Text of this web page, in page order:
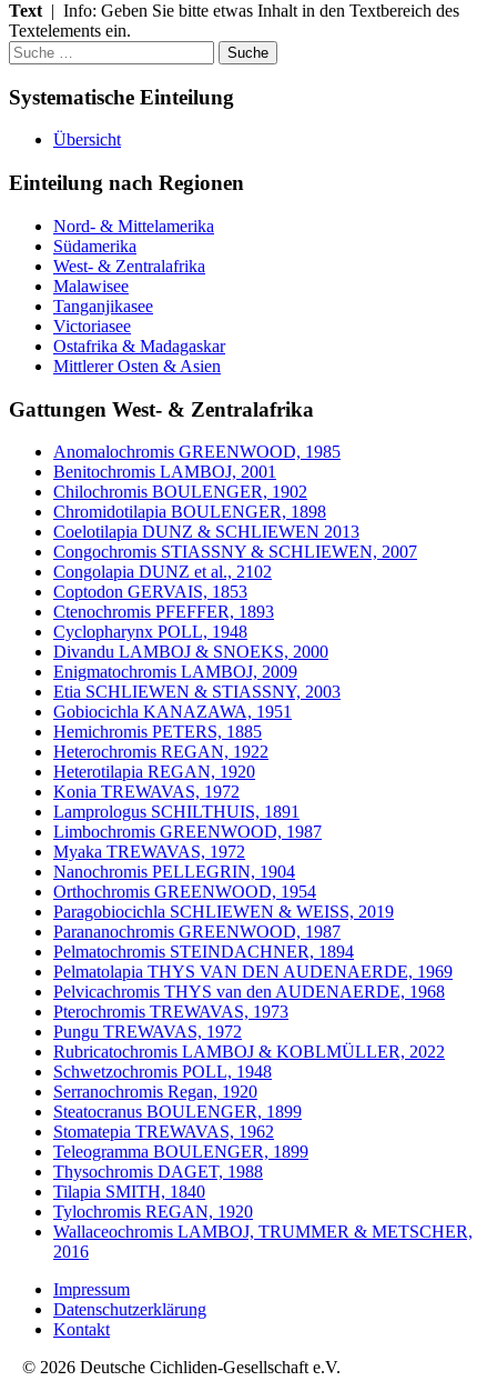
Text | Info: Geben Sie bitte etwas Inhalt in den Textbereich des
Textelements ein.
Suche
nach:
Systematische Einteilung
Übersicht
Einteilung nach Regionen
Nord- & Mittelamerika
Südamerika
West- & Zentralafrika
Malawisee
Tanganjikasee
Victoriasee
Ostafrika & Madagaskar
Mittlerer Osten & Asien
Gattungen West- & Zentralafrika
Anomalochromis GREENWOOD, 1985
Benitochromis LAMBOJ, 2001
Chilochromis BOULENGER, 1902
Chromidotilapia BOULENGER, 1898
Coelotilapia DUNZ & SCHLIEWEN 2013
Congochromis STIASSNY & SCHLIEWEN, 2007
Congolapia DUNZ et al., 2102
Coptodon GERVAIS, 1853
Ctenochromis PFEFFER, 1893
Cyclopharynx POLL, 1948
Divandu LAMBOJ & SNOEKS, 2000
Enigmatochromis LAMBOJ, 2009
Etia SCHLIEWEN & STIASSNY, 2003
Gobiocichla KANAZAWA, 1951
Hemichromis PETERS, 1885
Heterochromis REGAN, 1922
Heterotilapia REGAN, 1920
Konia TREWAVAS, 1972
Lamprologus SCHILTHUIS, 1891
Limbochromis GREENWOOD, 1987
Myaka TREWAVAS, 1972
Nanochromis PELLEGRIN, 1904
Orthochromis GREENWOOD, 1954
Paragobiocichla SCHLIEWEN & WEISS, 2019
Parananochromis GREENWOOD, 1987
Pelmatochromis STEINDACHNER, 1894
Pelmatolapia THYS VAN DEN AUDENAERDE, 1969
Pelvicachromis THYS van den AUDENAERDE, 1968
Pterochromis TREWAVAS, 1973
Pungu TREWAVAS, 1972
Rubricatochromis LAMBOJ & KOBLMÜLLER, 2022
Schwetzochromis POLL, 1948
Serranochromis Regan, 1920
Steatocranus BOULENGER, 1899
Stomatepia TREWAVAS, 1962
Teleogramma BOULENGER, 1899
Thysochromis DAGET, 1988
Tilapia SMITH, 1840
Tylochromis REGAN, 1920
Wallaceochromis LAMBOJ, TRUMMER & METSCHER,
2016
Impressum
Datenschutzerklärung
Kontakt
© 2026 Deutsche Cichliden-Gesellschaft e.V.